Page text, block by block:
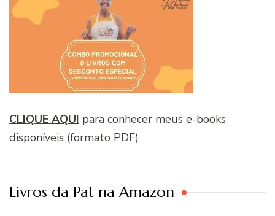
CLIQUE AQUI para conhecer meus e-books
disponíveis (formato PDF)
Livros da Pat na Amazon